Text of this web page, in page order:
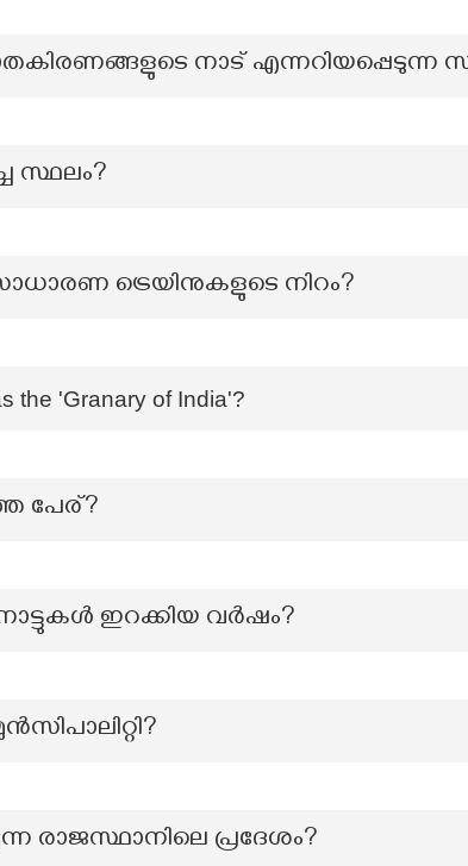
നാട് എന്നറിയപ്പെടുന്ന
സ്ഥലം?
ട്രെയിനുകളുടെ നിറം?
the 'Granary of India'?
പേര്?
ഇറക്കിയ വർഷം?
രാജസ്ഥാനിലെ പ്രദേശം?